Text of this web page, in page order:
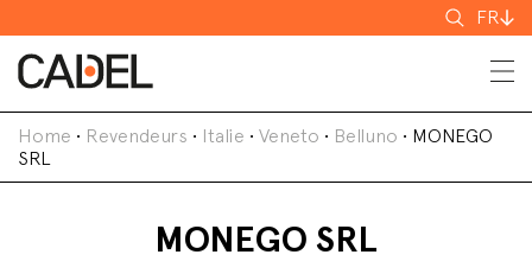
FR
Home • Revendeurs • Italie • Veneto • Belluno • MONEGO
SRL
MONEGO SRL